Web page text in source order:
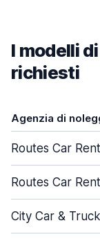
I modelli
richiesti
Agenzia di
Routes Car
Routes Car
City Car &